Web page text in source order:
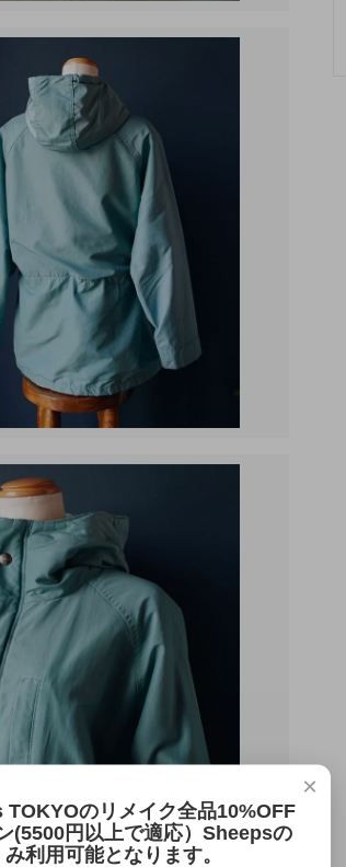
×
TOKYOのリメイク全品10%OFF
(5500円以上で適応）Sheepsの
み利用可能となります。